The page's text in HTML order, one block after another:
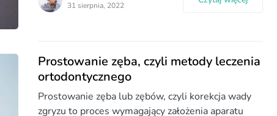
31 sierpnia, 2022
Prostowanie zęba, czyli metody leczenia
ortodontycznego
Prostowanie zęba lub zębów, czyli korekcja wady
zgryzu to proces wymagający założenia aparatu